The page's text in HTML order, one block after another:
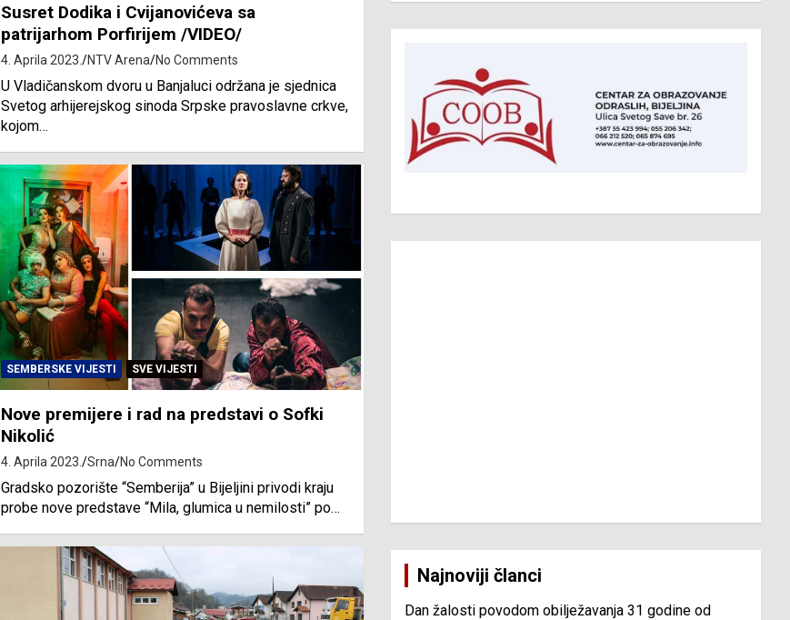
Susret Dodika i Cvijanovićeva sa
patrijarhom Porfirijem /VIDEO/
4. Aprila 2023. NTV Arena No Comments
U Vladičanskom dvoru u Banjaluci održana je sjednica
Svetog arhijerejskog sinoda Srpske pravoslavne crkve,
kojom…
SEMBERSKE VIJESTI SVE VIJESTI
Nove premijere i rad na predstavi o Sofki
Nikolić
4. Aprila 2023. Srna No Comments
Gradsko pozorište “Semberija” u Bijeljini privodi kraju
probe nove predstave “Mila, glumica u nemilosti” po…
Najnoviji članci
Dan žalosti povodom obilježavanja 31 godine od